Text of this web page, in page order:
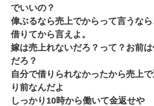
でいいの？
偉ぶるなら売上でからって言うな
借りてから言えよ。
嫁は売上れないだろ？って？お前
だろ？
自分で借りられなかったから売上
り前なんだよ
しっかり10時から働いて金返せや